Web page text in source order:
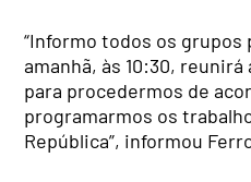
“Informo todos os grupos
amanhã, às 10:30,
para procedermos de
programarmos os
República”, informou